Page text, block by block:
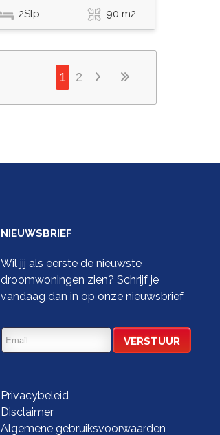
2Slp. 90 m2
1 2
NIEUWSBRIEF
Wil jij als eerste de nieuwste
droomwoningen zien? Schrijf je
vandaag dan in op onze nieuwsbrief
Privacybeleid
Disclaimer
Algemene gebruiksvoorwaarden